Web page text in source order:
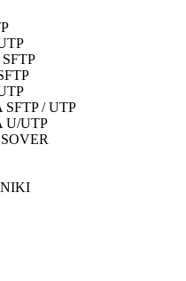
SFTP / UTP
U/UTP